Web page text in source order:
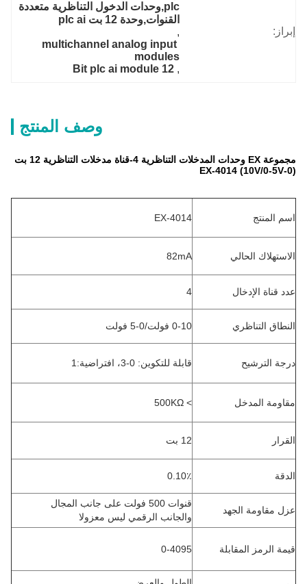
إبراز:
plc,وحدات الدخول التناظرية متعددة
القنوات,وحدة 12 بت plc ai
,
multichannel analog input
modules
,
12 Bit plc ai module
وصف المنتج
مجموعة EX وحدات المدخلات التناظرية 4-قناة مدخلات التناظرية 12 بت
اسم المنتج EX-4014
الاستهلاك الحالي 82mA
عدد قناة الإدخال 4
النطاق التناظري 0-10 فولت/0-5 فولت
درجة الترشيح قابلة للتكوين: 0-3، افتراضية:1
مقاومة المدخل > 500KΩ
القرار 12 بت
الدقة 0.10٪
عزل مقاومة الجهد
قنوات 500 فولت على جانب المجال
والجانب الرقمي ليس معزولا
قيمة الرمز المقابلة 0-4095